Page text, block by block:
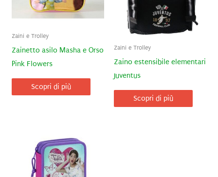
Zaini e Trolley
Zainetto asilo Masha e Orso
Pink Flowers
Scopri di più
Zaini e Trolley
Zaino estensibile elementari
Juventus
Scopri di più